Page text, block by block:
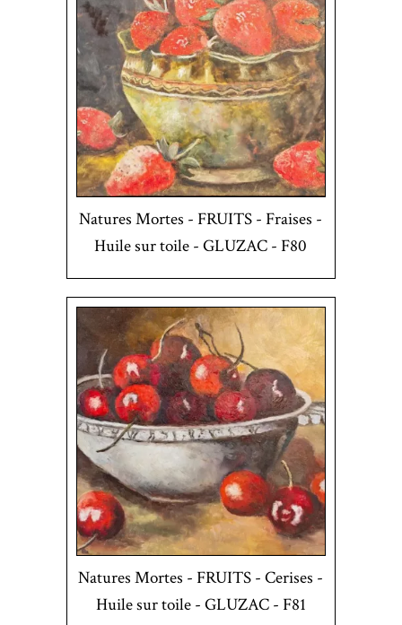
Natures Mortes - FRUITS - Fraises -
Huile sur toile - GLUZAC - F80
Natures Mortes - FRUITS - Cerises -
Huile sur toile - GLUZAC - F81